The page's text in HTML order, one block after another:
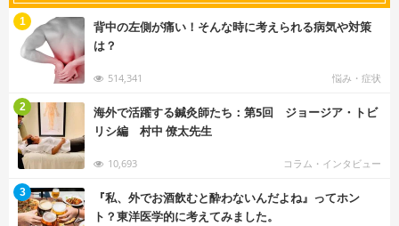
背中の左側が痛い！そんな時に考えられる病気や対策
は？
514,341 悩み・症状
1
海外で活躍する鍼灸師たち：第5回 ジョージア・トビ
リシ編 村中 僚太先生
10,693 コラム・インタビュー
2
『私、外でお酒飲むと酔わないんだよね』ってホン
ト？東洋医学的に考えてみました。
3